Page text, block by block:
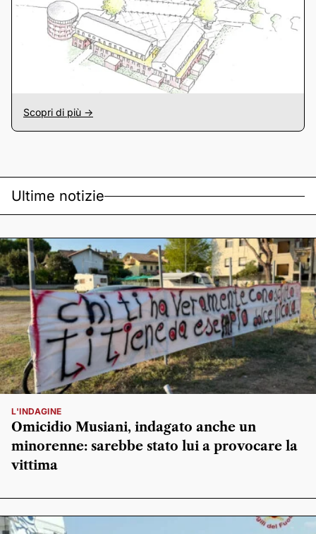
Scopri di più ->
Ultime notizie
L'INDAGINE
Omicidio Musiani, indagato anche un
minorenne: sarebbe stato lui a provocare la
vittima